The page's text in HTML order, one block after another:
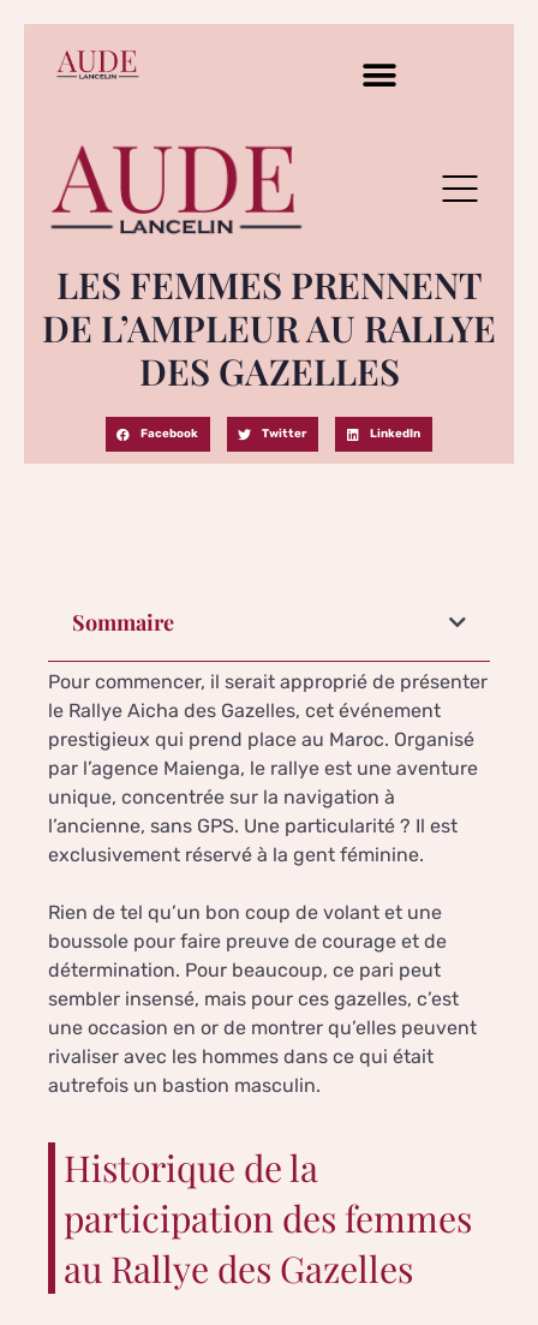
LES FEMMES PRENNENT
DE L’AMPLEUR AU RALLYE
DES GAZELLES
Facebook Twitter LinkedIn
Sommaire
Pour commencer, il serait approprié de présenter
le Rallye Aicha des Gazelles, cet événement
prestigieux qui prend place au Maroc. Organisé
par l’agence Maienga, le rallye est une aventure
unique, concentrée sur la navigation à
l’ancienne, sans GPS. Une particularité ? Il est
exclusivement réservé à la gent féminine.
Rien de tel qu’un bon coup de volant et une
boussole pour faire preuve de courage et de
détermination. Pour beaucoup, ce pari peut
sembler insensé, mais pour ces gazelles, c’est
une occasion en or de montrer qu’elles peuvent
rivaliser avec les hommes dans ce qui était
autrefois un bastion masculin.
Historique de la
participation des femmes
au Rallye des Gazelles